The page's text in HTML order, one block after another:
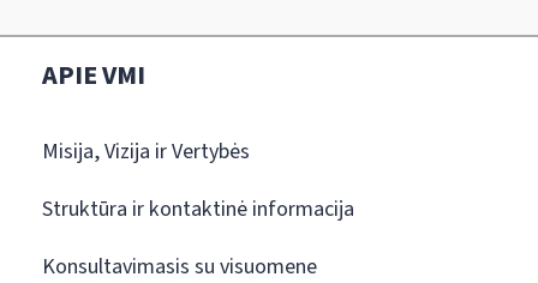
APIE VMI
Misija, Vizija ir Vertybės
Struktūra ir kontaktinė informacija
Konsultavimasis su visuomene